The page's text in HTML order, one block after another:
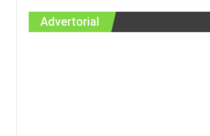
Advertorial